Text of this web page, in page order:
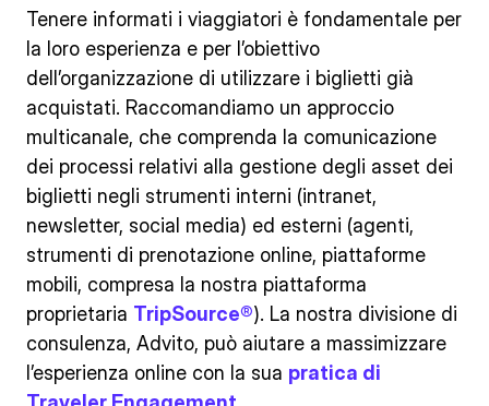
Tenere informati i viaggiatori è fondamentale per
la loro esperienza e per l’obiettivo
dell’organizzazione di utilizzare i biglietti già
acquistati. Raccomandiamo un approccio
multicanale, che comprenda la comunicazione
dei processi relativi alla gestione degli asset dei
biglietti negli strumenti interni (intranet,
newsletter, social media) ed esterni (agenti,
strumenti di prenotazione online, piattaforme
mobili, compresa la nostra piattaforma
proprietaria TripSource®). La nostra divisione di
consulenza, Advito, può aiutare a massimizzare
l’esperienza online con la sua pratica di